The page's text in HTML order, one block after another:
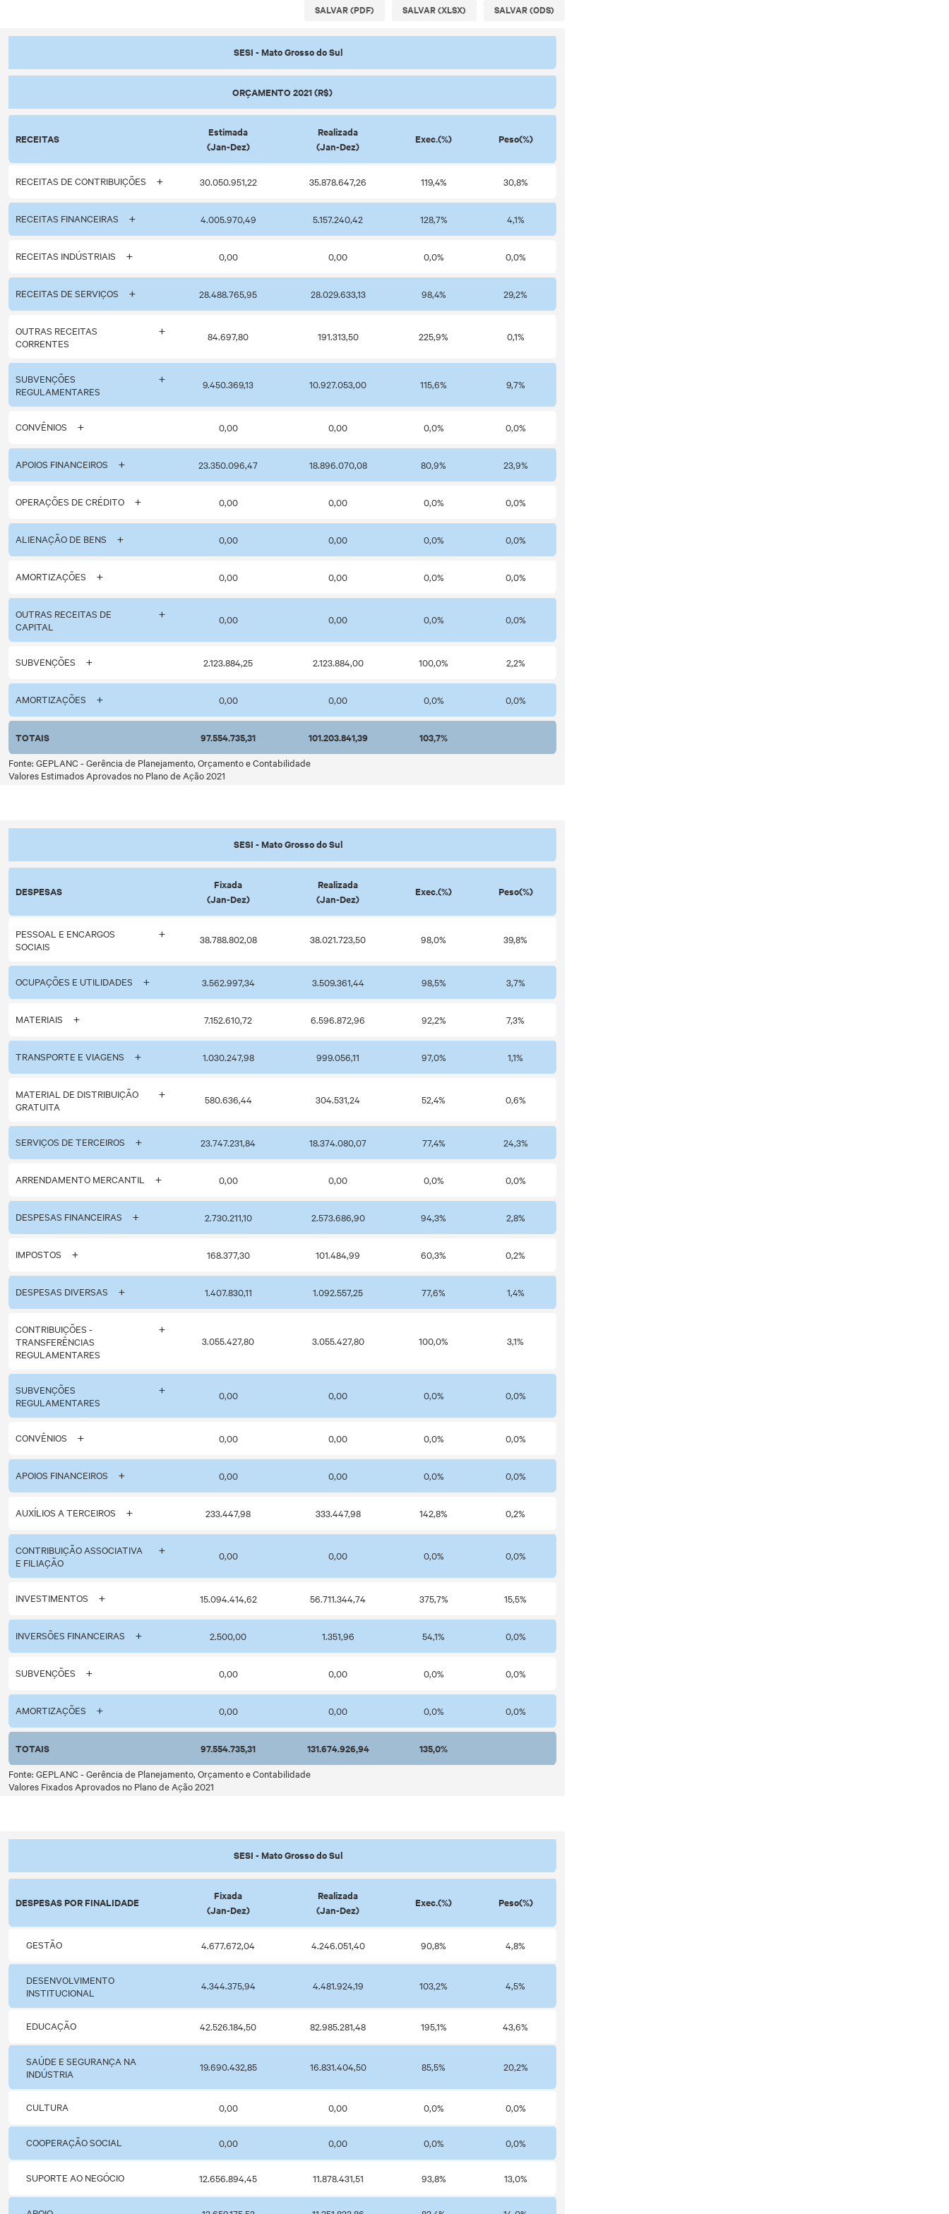
SALVAR (ODS)
SALVAR (XLSX)
SALVAR (PDF)
SESI - Mato Grosso do Sul
ORÇAMENTO 2021 (R$)
RECEITAS
Estimada
(Jan-Dez)
Realizada
(Jan-Dez)
Exec.(%) Peso(%)
RECEITAS DE CONTRIBUIÇÕES 30.050.951,22 35.878.647,26 119,4% 30,8%
RECEITAS FINANCEIRAS 4.005.970,49 5.157.240,42 128,7% 4,1%
RECEITAS INDÚSTRIAIS 0,00 0,00 0,0% 0,0%
RECEITAS DE SERVIÇOS 28.488.765,95 28.029.633,13 98,4% 29,2%
OUTRAS RECEITAS
CORRENTES
84.697,80 191.313,50 225,9% 0,1%
SUBVENÇÕES
REGULAMENTARES
9.450.369,13 10.927.053,00 115,6% 9,7%
CONVÊNIOS 0,00 0,00 0,0% 0,0%
APOIOS FINANCEIROS 23.350.096,47 18.896.070,08 80,9% 23,9%
OPERAÇÕES DE CRÉDITO 0,00 0,00 0,0% 0,0%
ALIENAÇÃO DE BENS 0,00 0,00 0,0% 0,0%
AMORTIZAÇÕES 0,00 0,00 0,0% 0,0%
OUTRAS RECEITAS DE
CAPITAL
0,00 0,00 0,0% 0,0%
SUBVENÇÕES 2.123.884,25 2.123.884,00 100,0% 2,2%
AMORTIZAÇÕES 0,00 0,00 0,0% 0,0%
TOTAIS 97.554.735,31 101.203.841,39 103,7%
Fonte: GEPLANC - Gerência de Planejamento, Orçamento e Contabilidade
Valores Estimados Aprovados no Plano de Ação 2021
SESI - Mato Grosso do Sul
DESPESAS
Fixada
(Jan-Dez)
Realizada
(Jan-Dez)
Exec.(%) Peso(%)
PESSOAL E ENCARGOS
SOCIAIS
38.788.802,08 38.021.723,50 98,0% 39,8%
OCUPAÇÕES E UTILIDADES 3.562.997,34 3.509.361,44 98,5% 3,7%
MATERIAIS 7.152.610,72 6.596.872,96 92,2% 7,3%
TRANSPORTE E VIAGENS 1.030.247,98 999.056,11 97,0% 1,1%
MATERIAL DE DISTRIBUIÇÃO
GRATUITA
580.636,44 304.531,24 52,4% 0,6%
SERVIÇOS DE TERCEIROS 23.747.231,84 18.374.080,07 77,4% 24,3%
ARRENDAMENTO MERCANTIL 0,00 0,00 0,0% 0,0%
DESPESAS FINANCEIRAS 2.730.211,10 2.573.686,90 94,3% 2,8%
IMPOSTOS 168.377,30 101.484,99 60,3% 0,2%
DESPESAS DIVERSAS 1.407.830,11 1.092.557,25 77,6% 1,4%
CONTRIBUIÇÕES -
TRANSFERÊNCIAS
REGULAMENTARES
3.055.427,80 3.055.427,80 100,0% 3,1%
SUBVENÇÕES
REGULAMENTARES
0,00 0,00 0,0% 0,0%
CONVÊNIOS 0,00 0,00 0,0% 0,0%
APOIOS FINANCEIROS 0,00 0,00 0,0% 0,0%
AUXÍLIOS A TERCEIROS 233.447,98 333.447,98 142,8% 0,2%
CONTRIBUIÇÃO ASSOCIATIVA
E FILIAÇÃO
0,00 0,00 0,0% 0,0%
INVESTIMENTOS 15.094.414,62 56.711.344,74 375,7% 15,5%
INVERSÕES FINANCEIRAS 2.500,00 1.351,96 54,1% 0,0%
SUBVENÇÕES 0,00 0,00 0,0% 0,0%
AMORTIZAÇÕES 0,00 0,00 0,0% 0,0%
TOTAIS 97.554.735,31 131.674.926,94 135,0%
Fonte: GEPLANC - Gerência de Planejamento, Orçamento e Contabilidade
Valores Fixados Aprovados no Plano de Ação 2021
SESI - Mato Grosso do Sul
DESPESAS POR FINALIDADE
Fixada
(Jan-Dez)
Realizada
(Jan-Dez)
Exec.(%) Peso(%)
GESTÃO 4.677.672,04 4.246.051,40 90,8% 4,8%
DESENVOLVIMENTO
INSTITUCIONAL
4.344.375,94 4.481.924,19 103,2% 4,5%
EDUCAÇÃO 42.526.184,50 82.985.281,48 195,1% 43,6%
SAÚDE E SEGURANÇA NA
INDÚSTRIA
19.690.432,85 16.831.404,50 85,5% 20,2%
CULTURA 0,00 0,00 0,0% 0,0%
COOPERAÇÃO SOCIAL 0,00 0,00 0,0% 0,0%
SUPORTE AO NEGÓCIO 12.656.894,45 11.878.431,51 93,8% 13,0%